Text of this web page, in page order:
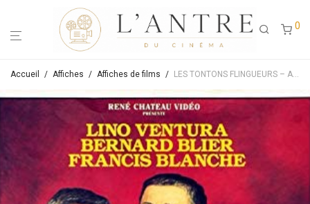
0
Accueil / Affiches / Affiches de films / LES TONTONS FLINGUEURS – Affiche de cinéma originale – 40X60